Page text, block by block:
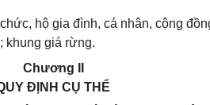
hộ gia đình, cá nhân, cộng
khung giá rừng.
Chương II
ĐỊNH CỤ THỂ